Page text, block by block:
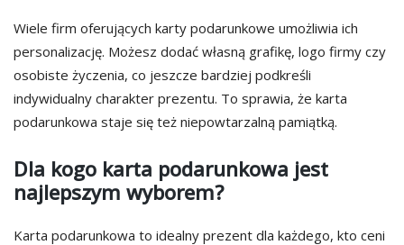
Wiele firm oferujących karty podarunkowe umożliwia ich
personalizację. Możesz dodać własną grafikę, logo firmy czy
osobiste życzenia, co jeszcze bardziej podkreśli
indywidualny charakter prezentu. To sprawia, że karta
podarunkowa staje się też niepowtarzalną pamiątką.
Dla kogo karta podarunkowa jest
najlepszym wyborem?
Karta podarunkowa to idealny prezent dla każdego, kto ceni